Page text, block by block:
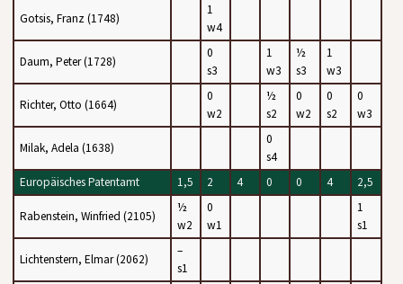
Gotsis, Franz (1748)
1
w4
Daum, Peter (1728)
0
s3
1
w3
½
s3
1
w3
Richter, Otto (1664)
0
w2
½
s2
0
w2
0
s2
0
w3
Milak, Adela (1638)
0
s4
Europäisches Patentamt
1,5 2 4 0 0 4 2,5
Rabenstein, Winfried (2105)
½
w2
0
w1
1
s1
Lichtenstern, Elmar (2062)
–
s1